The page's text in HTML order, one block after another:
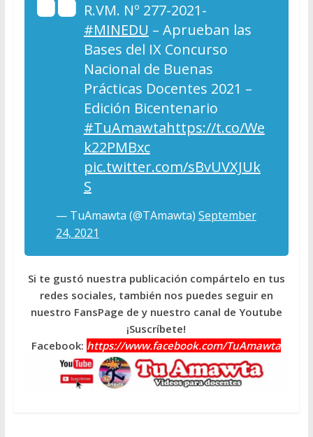
R.VM. Nº 277-2021-
#MINEDU – Aprueban las
Bases del IX Concurso
Nacional de Buenas
Prácticas Docentes 2021 –
Edición Bicentenario
#TuAmawtahttps://t.co/We
k22PMBxc
pic.twitter.com/sBvUVXJUk
S
— TuAmawta (@TAmawta) September
24, 2021
Si te gustó nuestra publicación compártelo en tus
redes sociales, también nos puedes seguir en
nuestro FansPage de y nuestro canal de Youtube
¡Suscríbete!
Facebook: https://www.facebook.com/TuAmawta